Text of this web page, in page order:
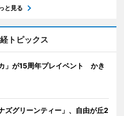
と見る
トピックス
」が15周年プレイベント かき
ズグリーンティー」、自由が丘2